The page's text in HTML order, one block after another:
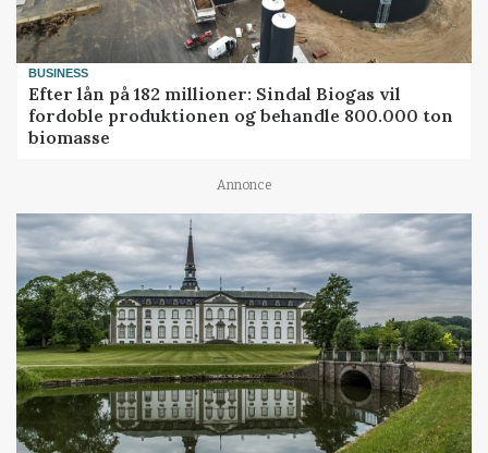
BUSINESS
Efter lån på 182 millioner: Sindal Biogas vil
fordoble produktionen og behandle 800.000 ton
biomasse
Annonce